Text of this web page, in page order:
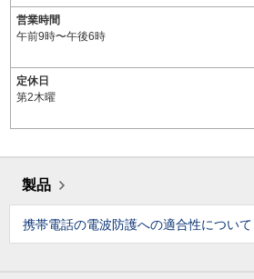
営業時間
午前9時〜午後6時
定休日
第2木曜
製品
携帯電話の電波防護への適合性について